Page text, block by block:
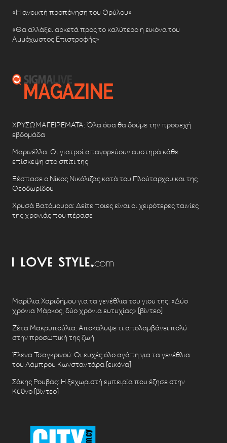
«Η ανοικτή προπόνηση του Θρύλου»
«Θα αλλάξει αρκετά προς το καλύτερο η εικόνα του
Αμμόχωστος Επιστροφής»
ΧΡΥΣΩΜΑΓΕΙΡΕΜΑΤΑ: Όλα όσα θα δούμε την προσεχή
εβδομάδα
Μαρινέλλα: Οι γιατροί απαγορεύουν αυστηρά κάθε
επίσκεψη στο σπίτι της
Ξέσπασε ο Νίκος Νικόλιζας κατά του Πλούταρχου και της
Θεοδωρίδου
Χρυσά Βατόμουρα: Δείτε ποιες είναι οι χειρότερες ταινίες
της χρονιάς που πέρασε
Μαρίλια Χαριδήμου για τα γενέθλια του γιου της: «Δύο
χρόνια Μάρκος, δύο χρόνια ευτυχίας» [βίντεο]
Ζέτα Μακρυπούλια: Αποκάλυψε τι απολαμβάνει πολύ
στην προσωπική της ζωή
Έλενα Τσαγκρινού: Οι ευχές όλο αγάπη για τα γενέθλια
του Λάμπρου Κωνσταντάρα [εικόνα]
Σάκης Ρουβάς: Η ξεχωριστή εμπειρία που έζησε στην
Κύθνο [βίντεο]